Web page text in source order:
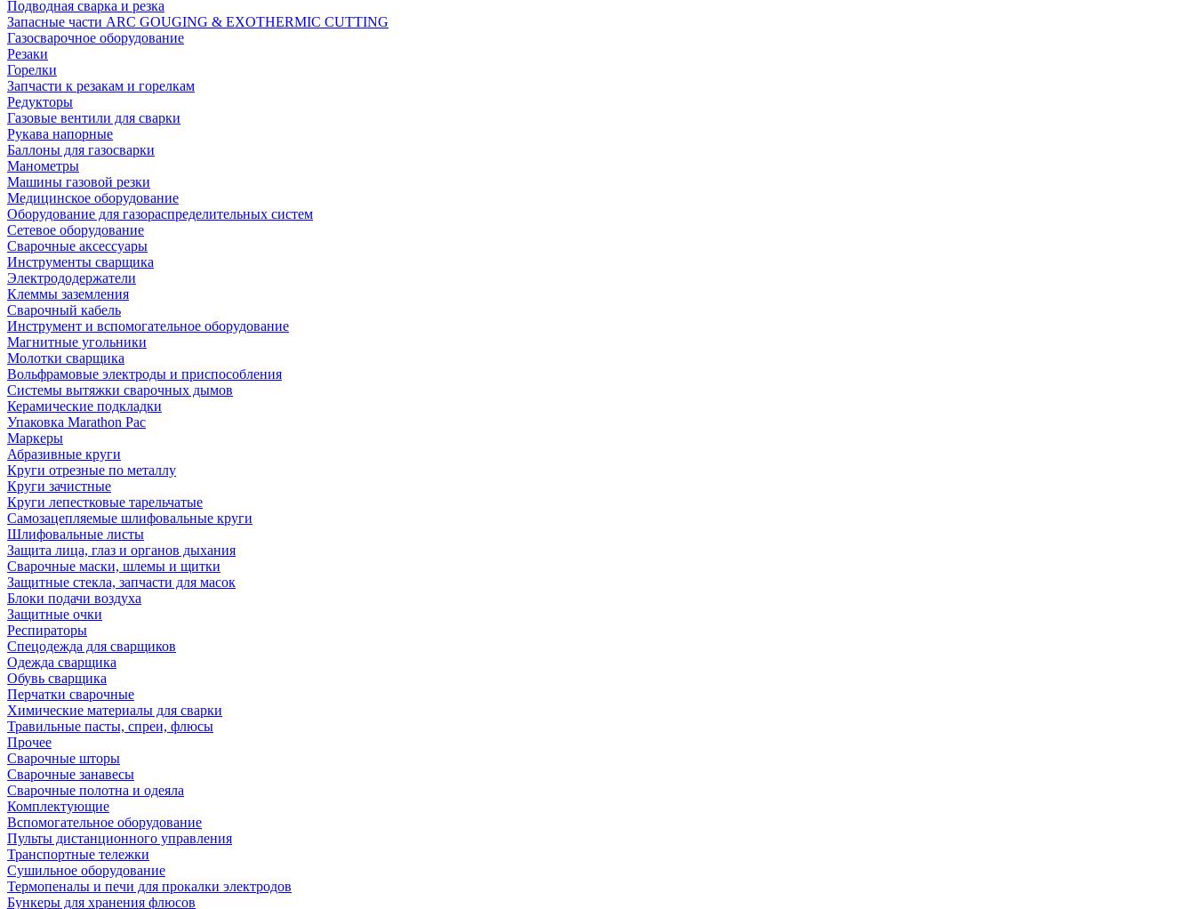
Подводная сварка и резка
Запасные части ARC GOUGING & EXOTHERMIC CUTTING
Газосварочное оборудование
Резаки
Горелки
Запчасти к резакам и горелкам
Редукторы
Газовые вентили для сварки
Рукава напорные
Баллоны для газосварки
Манометры
Машины газовой резки
Медицинское оборудование
Оборудование для газораспределительных систем
Сетевое оборудование
Сварочные аксессуары
Инструменты сварщика
Электрододержатели
Клеммы заземления
Сварочный кабель
Инструмент и вспомогательное оборудование
Магнитные угольники
Молотки сварщика
Вольфрамовые электроды и приспособления
Системы вытяжки сварочных дымов
Керамические подкладки
Упаковка Marathon Pac
Маркеры
Абразивные круги
Круги отрезные по металлу
Круги зачистные
Круги лепестковые тарельчатые
Самозацепляемые шлифовальные круги
Шлифовальные листы
Защита лица, глаз и органов дыхания
Сварочные маски, шлемы и щитки
Защитные стекла, запчасти для масок
Блоки подачи воздуха
Защитные очки
Респираторы
Спецодежда для сварщиков
Одежда сварщика
Обувь сварщика
Перчатки сварочные
Химические материалы для сварки
Травильные пасты, спреи, флюсы
Прочее
Сварочные шторы
Сварочные занавесы
Сварочные полотна и одеяла
Комплектующие
Вспомогательное оборудование
Пульты дистанционного управления
Транспортные тележки
Сушильное оборудование
Термопеналы и печи для прокалки электродов
Бункеры для хранения флюсов